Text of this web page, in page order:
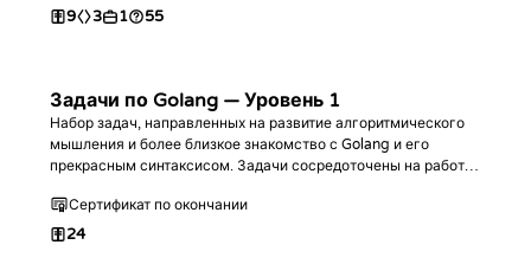
9 3 1 55
Задачи по Golang — Уровень 1
Набор задач, направленных на развитие алгоритмического
мышления и более близкое знакомство с Golang и его
прекрасным синтаксисом. Задачи сосредоточены на работе
Сертификат по окончании
24